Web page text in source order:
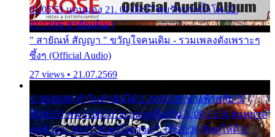
01:05:51 แอบมอง 21. 01:09:27 พบรักปากน้ำโพ 22.
01:13:06 สายัณห์เมา
" สายัณห์ สัญญา " ขวัญใจคนเดิม - รวมเพลงดังเพราะๆ
ซึ้งๆ (Official Audio)
27 views • 21.07.2569
1. 00:00:00 ทำไมทำฉันได้ 2. 00:03:20 นางฟ้าสลัม 3.
00:06:50 คน 4. 00:10:36 บุญเหลือเกิน 5. 00:13:58 ฝนหยาด
สุดท้าย 6. 00:17:30 ยาใจยาจก 7. 00:20:30 คิดดูให้ดี 8.